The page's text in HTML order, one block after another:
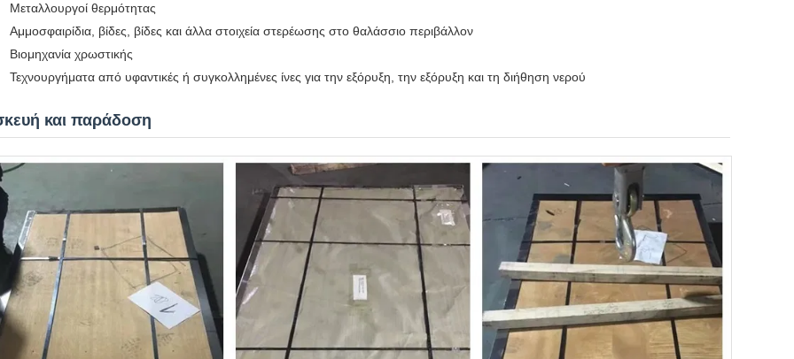
Μεταλλουργοί θερμότητας
Αμμοσφαιρίδια, βίδες, βίδες και άλλα στοιχεία στερέωσης στο θαλάσσιο περιβάλλον
Βιομηχανία χρωστικής
Τεχνουργήματα από υφαντικές ή συγκολλημένες ίνες για την εξόρυξη, την εξόρυξη και τη διήθηση νερού
και παράδοση